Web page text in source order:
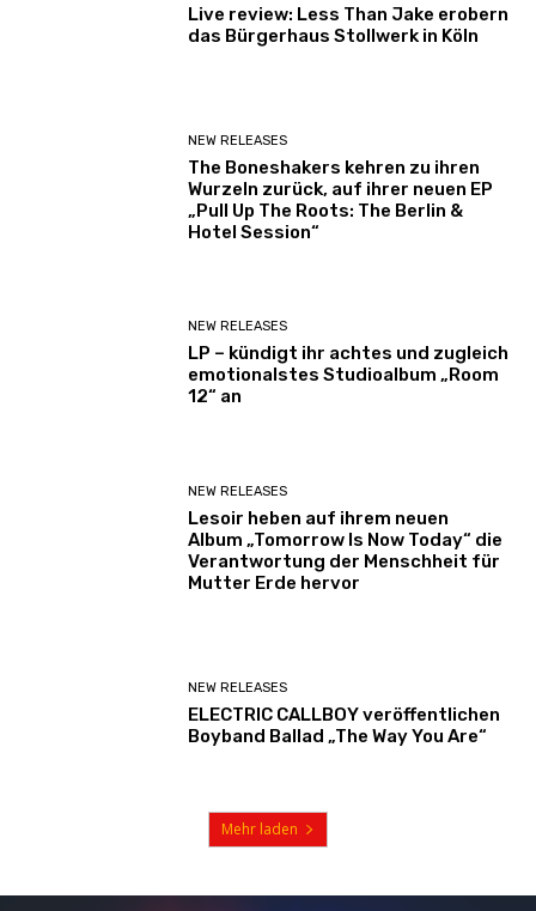
Live review: Less Than Jake erobern
das Bürgerhaus Stollwerk in Köln
NEW RELEASES
The Boneshakers kehren zu ihren
Wurzeln zurück, auf ihrer neuen EP
„Pull Up The Roots: The Berlin &
Hotel Session“
NEW RELEASES
LP – kündigt ihr achtes und zugleich
emotionalstes Studioalbum „Room
12“ an
NEW RELEASES
Lesoir heben auf ihrem neuen
Album „Tomorrow Is Now Today“ die
Verantwortung der Menschheit für
Mutter Erde hervor
NEW RELEASES
ELECTRIC CALLBOY veröffentlichen
Boyband Ballad „The Way You Are“
Mehr laden